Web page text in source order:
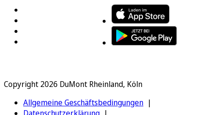
Copyright 2026 DuMont Rheinland, Köln
Allgemeine Geschäftsbedingungen